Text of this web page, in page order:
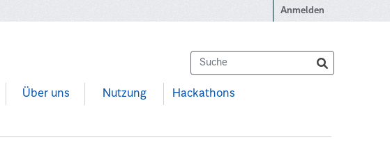
Anmelden
Über uns Nutzung Hackathons